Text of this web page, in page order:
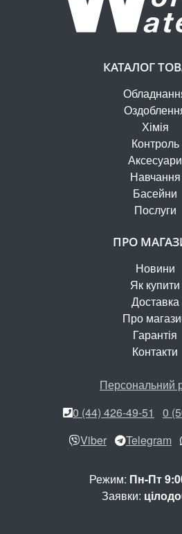
КАТАЛОГ
Хімія
Контроль
Аксесуари
Навчання
Басейни
Послуги
ПРО
Новини
Як купити
Доставка
Про
Гарантія
Контакти
Персональний
0 (44) 426-49-51
0
Viber
Telegram
Режим: Пн-Пт
Заявки: